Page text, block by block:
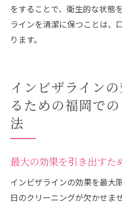
をすることで、衛生的な状態
ラインを清潔に保つことは、
ります。
インビザライン
るための福岡で
法
最大の効果を引き出すた
インビザラインの効果を最大
日のクリーニングが欠かせま